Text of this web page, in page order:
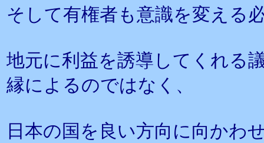
そして有権者も意識を変える
地元に利益を誘導してくれる
縁によるのではなく、
日本の国を良い方向に向かわ